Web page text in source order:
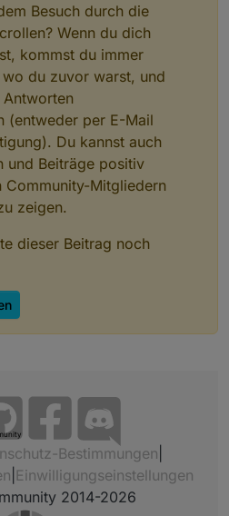
Besuch durch die
Wenn du dich
kommst du immer
du zuvor warst, und
(entweder per E-Mail
Du kannst auch
und Beiträge positiv
Community-Mitgliedern
zeigen.
dieser Beitrag noch
Bestimmungen
Einwilligungseinstellungen
2014-2026